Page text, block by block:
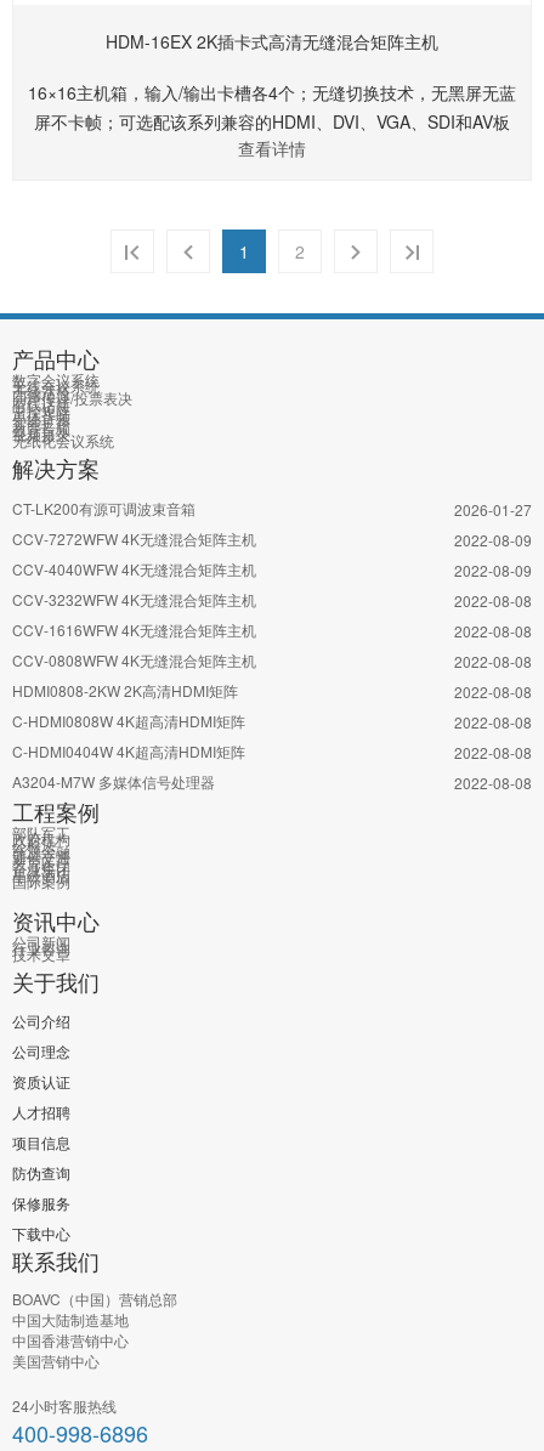
HDM-16EX 2K插卡式高清无缝混合矩阵主机
16×16主机箱，输入/输出卡槽各4个；无缝切换技术，无黑屏无蓝
屏不卡帧；可选配该系列兼容的HDMI、DVI、VGA、SDI和AV板
卡；分辨率最高支持1920×1200P@60Hz，内置自动缩放、自动
查看详情
1 2
产品中心
数字会议系统
无线会议系统
无线话筒
同声传译/投票表决
有线话筒
中控矩阵
单体音频
智能扩声
教育音频
视频摄录
无纸化会议系统
解决方案
CT-LK200有源可调波束音箱
2026-01-27
CCV-7272WFW 4K无缝混合矩阵主机
2022-08-09
CCV-4040WFW 4K无缝混合矩阵主机
2022-08-09
CCV-3232WFW 4K无缝混合矩阵主机
2022-08-08
CCV-1616WFW 4K无缝混合矩阵主机
2022-08-08
CCV-0808WFW 4K无缝混合矩阵主机
2022-08-08
HDMI0808-2KW 2K高清HDMI矩阵
2022-08-08
C-HDMI0808W 4K超高清HDMI矩阵
2022-08-08
C-HDMI0404W 4K超高清HDMI矩阵
2022-08-08
A3204-M7W 多媒体信号处理器
2022-08-08
工程案例
部队军工
政府机构
公检法
能源金融
通信交通
教育医疗
企业集团
星级酒店
国际案例
资讯中心
公司新闻
行业咨询
技术文章
关于我们
公司介绍
公司理念
资质认证
人才招聘
项目信息
防伪查询
保修服务
下载中心
联系我们
BOAVC（中国）营销总部
中国大陆制造基地
中国香港营销中心
美国营销中心
24小时客服热线
400-998-6896